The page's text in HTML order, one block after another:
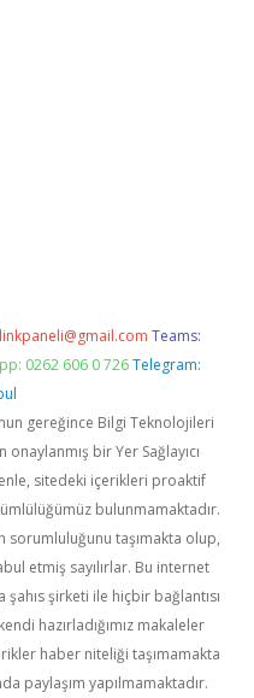
Teams:
0262 606 0 726 Telegram:
gereğince Bilgi Teknolojileri
bir Yer Sağlayıcı
sitedeki içerikleri proaktif
bulunmamaktadır.
sorumluluğunu taşımakta olup,
etmiş sayılırlar. Bu internet
şirketi ile hiçbir bağlantısı
hazırladığımız makaleler
haber niteliği taşımamakta
paylaşım yapılmamaktadır.